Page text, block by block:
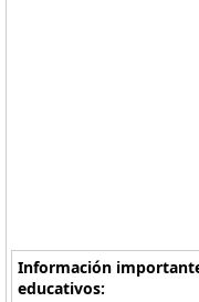
Información
educativos: